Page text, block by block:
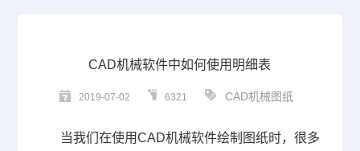
CAD机械软件中如何使用明细表
2019-07-02 6321 CAD机械图纸
当我们在使用CAD机械软件绘制图纸时，很多